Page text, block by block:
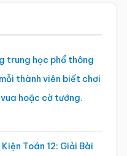
trung học phổ thông
thành viên biết chơi
hoặc cờ tướng.
Toán 12: Giải Bài